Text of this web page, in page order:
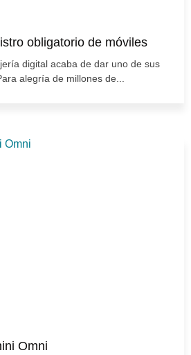
obligatorio de móviles
digital acaba de dar uno de sus
alegría de millones de...
Omni